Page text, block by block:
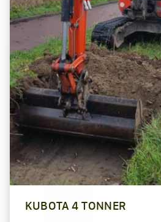
KUBOTA 4 TONNER